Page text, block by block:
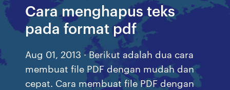
Cara menghapus teks
pada format pdf
Aug 01, 2013 · Berikut adalah dua cara
membuat file PDF dengan mudah dan
cepat. Cara membuat file PDF dengan